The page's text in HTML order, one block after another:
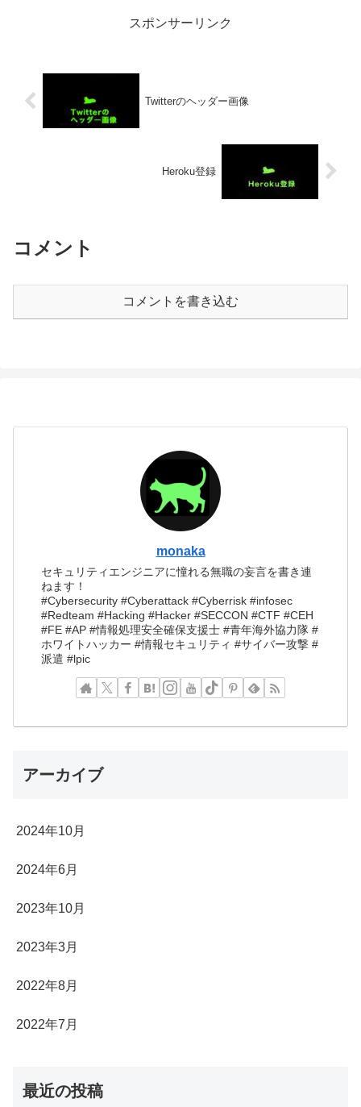
スポンサーリンク
Twitterのヘッダー画像
Heroku登録
コメント
コメントを書き込む
monaka
セキュリティエンジニアに憧れる無職の妄言を書き連
ねます！
#Cybersecurity #Cyberattack #Cyberrisk #infosec
#Redteam #Hacking #Hacker #SECCON #CTF #CEH
#FE #AP #情報処理安全確保支援士 #青年海外協力隊 #
ホワイトハッカー #情報セキュリティ #サイバー攻撃 #
派遣 #lpic
アーカイブ
2024年10月
2024年6月
2023年10月
2023年3月
2022年8月
2022年7月
最近の投稿